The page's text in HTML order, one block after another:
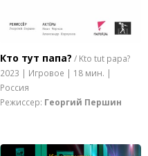
Кто тут папа? / Kto tut papa?
2023 | Игровое | 18 мин. |
Россия
Режиссер: Георгий Першин